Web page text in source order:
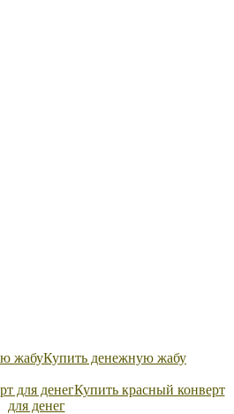
Купить денежную жабу
Купить красный конверт
для денег